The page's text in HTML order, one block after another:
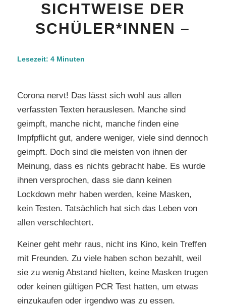
SICHTWEISE DER
SCHÜLER*INNEN –
Lesezeit: 4 Minuten
Corona nervt! Das lässt sich wohl aus allen
verfassten Texten herauslesen. Manche sind
geimpft, manche nicht, manche finden eine
Impfpflicht gut, andere weniger, viele sind dennoch
geimpft. Doch sind die meisten von ihnen der
Meinung, dass es nichts gebracht habe. Es wurde
ihnen versprochen, dass sie dann keinen
Lockdown mehr haben werden, keine Masken,
kein Testen. Tatsächlich hat sich das Leben von
allen verschlechtert.
Keiner geht mehr raus, nicht ins Kino, kein Treffen
mit Freunden. Zu viele haben schon bezahlt, weil
sie zu wenig Abstand hielten, keine Masken trugen
oder keinen gültigen PCR Test hatten, um etwas
einzukaufen oder irgendwo was zu essen.